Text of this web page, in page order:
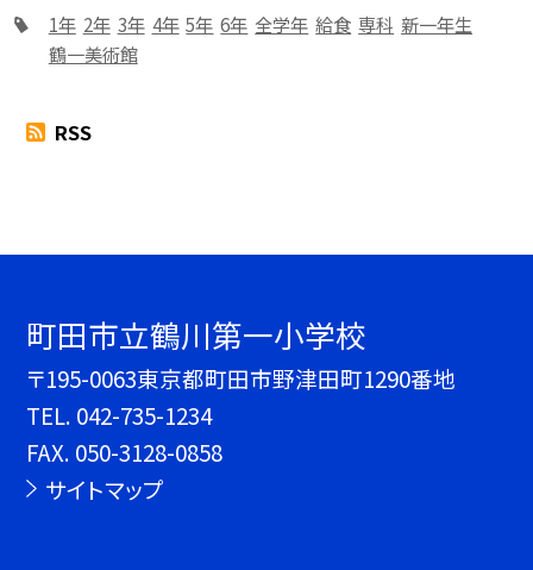
1年 2年 3年 4年 5年 6年 全学年 給食 専科 新一年生
鶴一美術館
RSS
町田市立鶴川第一小学校
〒195-0063東京都町田市野津田町1290番地
TEL. 042-735-1234
FAX. 050-3128-0858
サイトマップ